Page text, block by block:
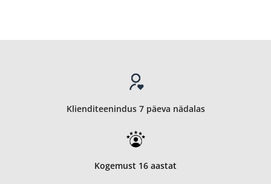
Klienditeenindus 7 päeva nädalas
Kogemust 16 aastat